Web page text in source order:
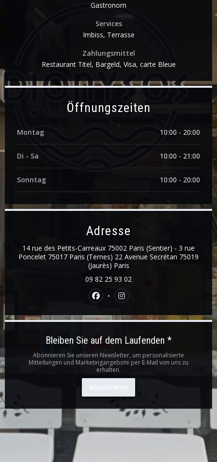
Gastronom
Services
Imbiss, Terrasse
Zahlungsmittel
Restaurant Titel, Bargeld, Visa, carte Bleue
Öffnungszeiten
Montag 10:00 - 20:00
Di - Sa 10:00 - 21:00
Sonntag 10:00 - 20:00
Adresse
14 rue des Petits-Carreaux 75002 Paris (Sentier) - 3 rue
Poncelet 75017 Paris (Ternes) 22 Avenue Secrétan 75019
(Jaurès) Paris((öffnet ein neues Fenster))
09 82 25 93 02
Facebook ((öffnet ein neues
Instagram ((öffnet ein
Bleiben Sie auf dem Laufenden *
Abonnieren Sie unseren Newsletter, um personalisierte
Mitteilungen und Marketingangebote per E-Mail von uns zu
erhalten.
Abonnieren